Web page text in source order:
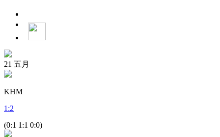
21 五月
KHM
1 :2
(0:1 1:1 0:0)